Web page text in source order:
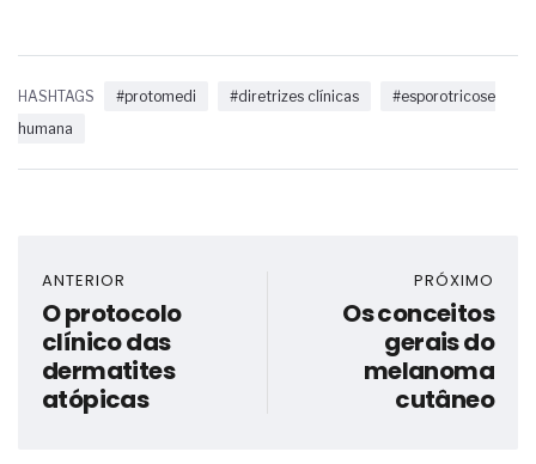
HASHTAGS #protomedi #diretrizes clínicas
#esporotricose
humana
ANTERIOR
O protocolo
clínico das
dermatites
atópicas
PRÓXIMO
Os conceitos
gerais do
melanoma
cutâneo